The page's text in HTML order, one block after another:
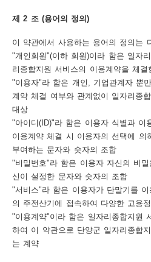
제 2 조 (용어의 정의)
이 약관에서 사용하는 용어의 정의는
"개인회원"(이하 회원)이라 함은 일자
리종합지원 서비스의 이용계약을 체결
"이용자"라 함은 개인, 기업관계자 뿐
계약 체결 여부와 관계없이 일자리종
대상
"아이디(ID)"라 함은 이용자 식별과 이
이용계약 체결 시 이용자의 선택에 의
부여하는 문자와 숫자의 조합
"비밀번호"라 함은 이용자 자신의 비
신이 설정한 문자와 숫자의 조합
"서비스"라 함은 이용자가 단말기를
의 주전산기에 접속하여 다양한 고용
"이용계약"이라 함은 일자리종합지원
하여 이 약관으로 단양군 일자리종합
는 계약
트
메
뉴
사
이